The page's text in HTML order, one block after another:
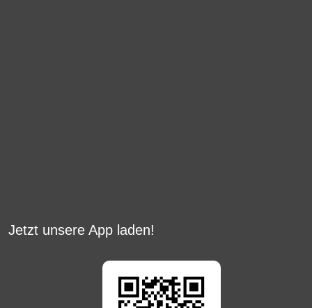
Jetzt unsere App laden!